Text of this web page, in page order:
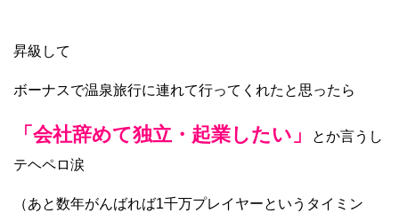
昇級して
ボーナスで温泉旅行に連れて行ってくれたと思ったら
「会社辞めて独立・起業したい」
とか言うし
テヘペロ涙
（あと数年がんばれば1千万プレイヤーというタイミン